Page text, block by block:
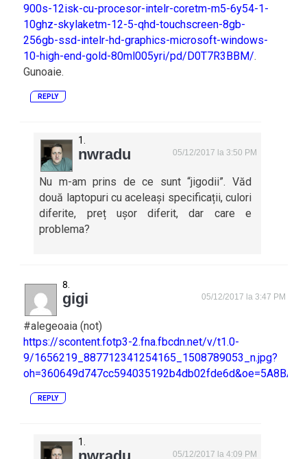
900s-12isk-cu-procesor-intelr-coretm-m5-6y54-1-
10ghz-skylaketm-12-5-qhd-touchscreen-8gb-
256gb-ssd-intelr-hd-graphics-microsoft-windows-
10-high-end-gold-80ml005yri/pd/D0T7R3BBM/.
Gunoaie.
REPLY
nwradu 05/12/2017 la 3:50 PM
Nu m-am prins de ce sunt “jigodii”. Văd
două laptopuri cu aceleași specificații, culori
diferite, preț ușor diferit, dar care e
problema?
gigi 05/12/2017 la 3:47 PM
#alegeoaia (not)
https://scontent.fotp3-2.fna.fbcdn.net/v/t1.0-
9/1656219_887712341254165_1508789053_n.jpg?
REPLY
05/12/2017 la 4:09 PM